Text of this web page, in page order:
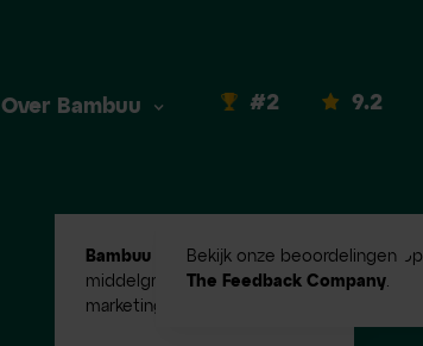
Over Bambuu #2
Bambuu #2
in Emerce100
middelgroot digital
marketingbureaus!
9.2
Bekijk onze beoordelingen op
The Feedback Company.